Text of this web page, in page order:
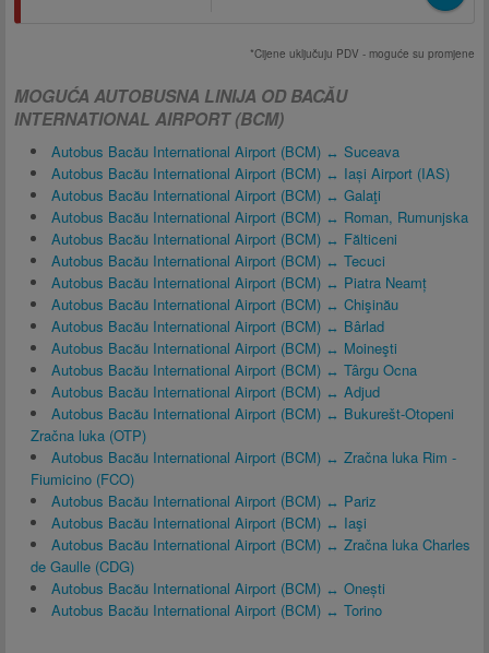
*Cijene uključuju PDV - moguće su promjene
MOGUĆA AUTOBUSNA LINIJA OD BACĂU
INTERNATIONAL AIRPORT (BCM)
Autobus Bacău International Airport (BCM) ↔ Suceava
Autobus Bacău International Airport (BCM) ↔ Iași Airport (IAS)
Autobus Bacău International Airport (BCM) ↔ Galaţi
Autobus Bacău International Airport (BCM) ↔ Roman, Rumunjska
Autobus Bacău International Airport (BCM) ↔ Fălticeni
Autobus Bacău International Airport (BCM) ↔ Tecuci
Autobus Bacău International Airport (BCM) ↔ Piatra Neamț
Autobus Bacău International Airport (BCM) ↔ Chişinău
Autobus Bacău International Airport (BCM) ↔ Bârlad
Autobus Bacău International Airport (BCM) ↔ Moineşti
Autobus Bacău International Airport (BCM) ↔ Târgu Ocna
Autobus Bacău International Airport (BCM) ↔ Adjud
Autobus Bacău International Airport (BCM) ↔ Bukurešt-Otopeni
Zračna luka (OTP)
Autobus Bacău International Airport (BCM) ↔ Zračna luka Rim -
Fiumicino (FCO)
Autobus Bacău International Airport (BCM) ↔ Pariz
Autobus Bacău International Airport (BCM) ↔ Iaşi
Autobus Bacău International Airport (BCM) ↔ Zračna luka Charles
de Gaulle (CDG)
Autobus Bacău International Airport (BCM) ↔ Onești
Autobus Bacău International Airport (BCM) ↔ Torino